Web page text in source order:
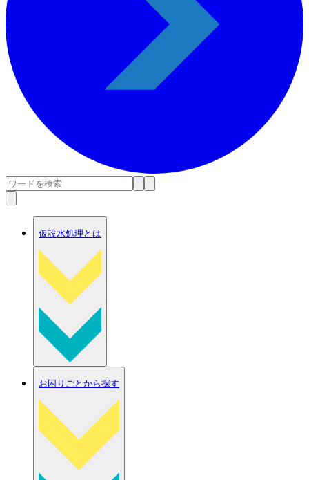
仮設水処理とは
お困りごとから探す